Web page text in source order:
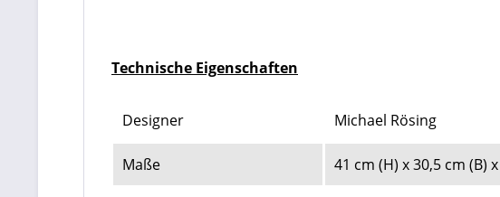
Technische Eigenschaften
Designer Michael Rösing
Maße 41 cm (H) x 30,5 cm (B)